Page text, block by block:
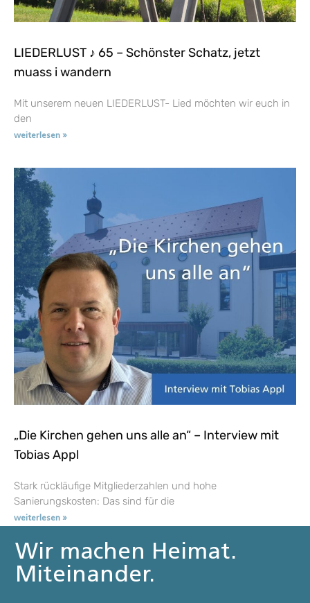
LIEDERLUST ♪ 65 – Schönster Schatz, jetzt
muass i wandern
Mit unserem neuen LIEDERLUST- Lied möchten wir euch in
den
weiterlesen »
„Die Kirchen gehen uns alle an“ – Interview mit
Tobias Appl
Stark rückläufige Mitgliederzahlen und hohe
Sanierungskosten: Das sind für die
weiterlesen »
Wir machen Heimat.
Miteinander.